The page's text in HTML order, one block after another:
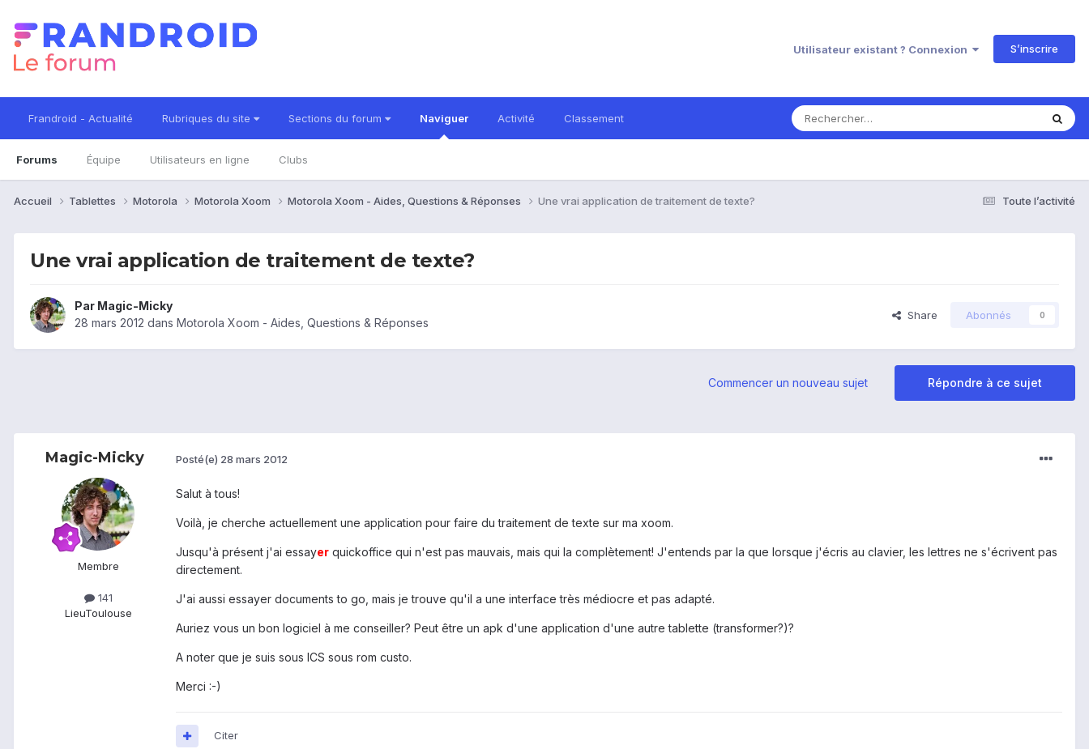
Utilisateur existant ? Connexion S’inscrire
Frandroid - Actualité Rubriques du site Sections du forum Naviguer
Forums Équipe Utilisateurs en ligne Clubs
Activité Classement
Toute l’activité
Accueil Tablettes Motorola Motorola Xoom Motorola Xoom - Aides, Questions & Réponses Une vrai application de traitement de texte?
Une vrai application de traitement de texte?
Par Magic-Micky
28 mars 2012 dans Motorola Xoom - Aides, Questions & Réponses
Share Abonnés 0
Répondre à ce sujet
Commencer un nouveau sujet
Magic-Micky
Membre
141
LieuToulouse
Posté(e) 28 mars 2012
Salut à tous!
Voilà, je cherche actuellement une application pour faire du traitement de texte sur ma xoom.
Jusqu'à présent j'ai essayer quickoffice qui n'est pas mauvais, mais qui la complètement! J'entends par la que lorsque j'écris au clavier, les lettres ne s'écrivent pas
directement.
J'ai aussi essayer documents to go, mais je trouve qu'il a une interface très médiocre et pas adapté.
Auriez vous un bon logiciel à me conseiller? Peut être un apk d'une application d'une autre tablette (transformer?)?
A noter que je suis sous ICS sous rom custo.
Merci :-)
Citer